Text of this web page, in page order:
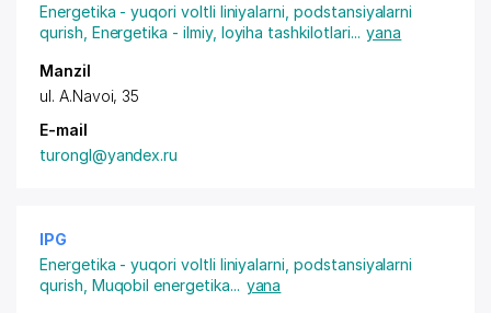
Energetika - yuqori voltli liniyalarni, podstansiyalarni
qurish Energetika - ilmiy, loyiha tashkilotlari... yana
Manzil
ul. A.Navoi, 35
E-mail
turongl@yandex.ru
IPG
Energetika - yuqori voltli liniyalarni, podstansiyalarni
qurish Muqobil energetika... yana